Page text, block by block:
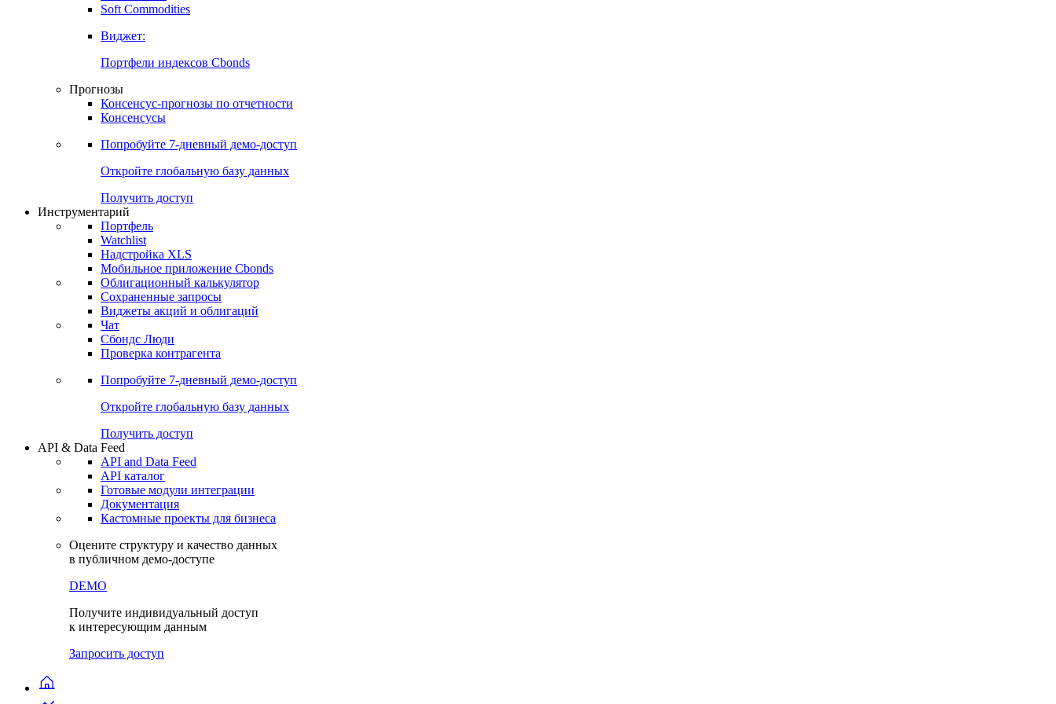
Нефть
Бензин
Commodities
Soft Commodities
Виджет:
Портфели индексов Cbonds
Прогнозы
Консенсус-прогнозы по отчетности
Консенсусы
Попробуйте7-дневный
Откройте глобальную базу данных
Получить доступ
Инструментарий
Портфель
Watchlist
Надстройка XLS
Мобильное приложение Cbonds
Облигационный калькулятор
Сохраненные запросы
Виджеты акций и облигаций
Чат
Сбондс Люди
Проверка контрагента
Попробуйте7-дневный
Откройте глобальную базу данных
Получить доступ
API & Data Feed
API and Data Feed
API каталог
Документация
Кастомные проекты для бизнеса
Оцените структуру и качество данных
в публичном демо-доступе
DEMO
Получите индивидуальный доступ